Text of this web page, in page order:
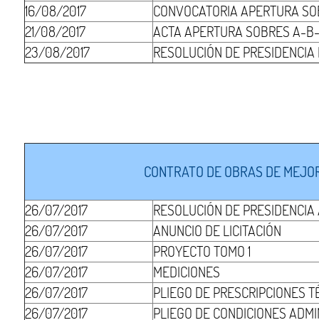
16/08/2017
CONVOCATORIA APERTURA
21/08/2017
ACTA APERTURA SOBRES A-
23/08/2017
RESOLUCIÓN DE
CONTRATO DE OBRAS DE
26/07/2017
RESOLUCIÓN DE
26/07/2017
ANUNCIO DE LICITACIÓN
26/07/2017
PROYECTO TOMO 1
26/07/2017
MEDICIONES
26/07/2017
PLIEGO DE PRESCRIPCIONES
26/07/2017
PLIEGO DE CONDICIONES